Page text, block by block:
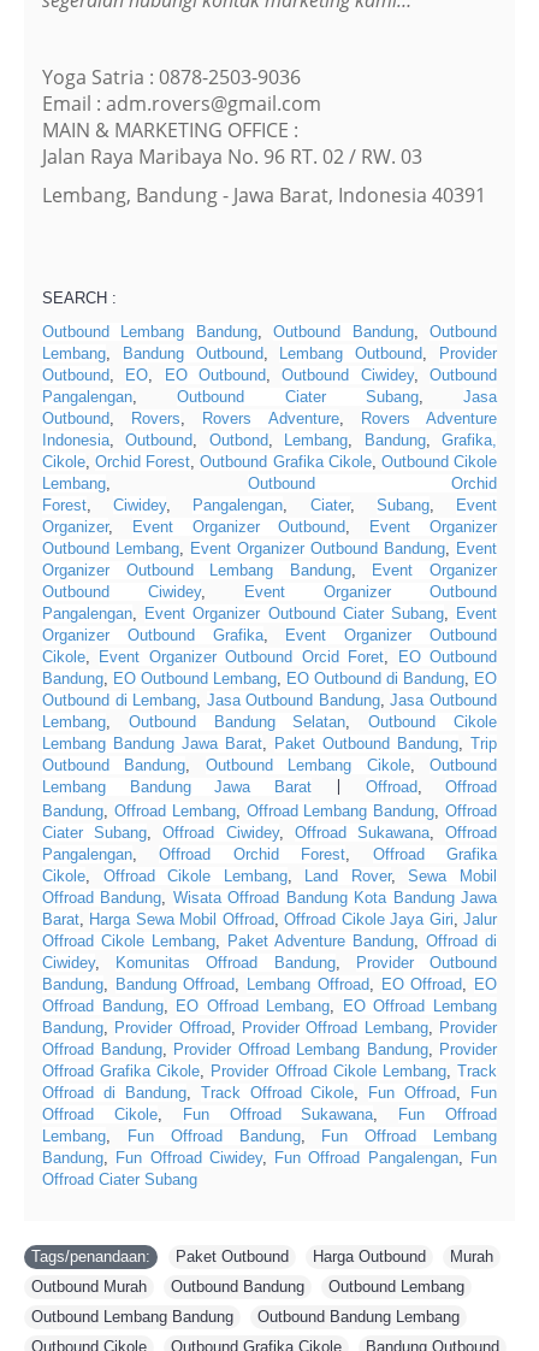
Yoga Satria : 0878-2503-9036
Email : adm.rovers@gmail.com
MAIN & MARKETING OFFICE :
Jalan Raya Maribaya No. 96 RT. 02 / RW. 03
Lembang, Bandung - Jawa Barat, Indonesia 40391
SEARCH :
Outbound Lembang Bandung,Outbound Bandung,Outbound
Lembang
Bandung Outbound, Lembang Outbound
Provider
Outbound
EO EO Outbound ,Outbound Ciwidey,Outbound
Pangalengan ,Outbound Ciater Subang, Jasa
Outbound
Rovers Rovers Adventure, Rovers Adventure
Indonesia ,Outbound Outbond, Lembang Bandung,Grafika,
Cikole ,Orchid Forest ,Outbound Grafika Cikole, Outbound Cikole
Lembang
Outbound Orchid
Forest ,Ciwidey, Pangalengan Ciater, Subang, Event
Organizer, Event Organizer Outbound
Event Organizer
Outbound Lembang
Event Organizer Outbound Bandung
Event
Organizer Outbound Lembang Bandung, Event Organizer
Outbound Ciwidey, Event Organizer Outbound
Pangalengan
Event Organizer Outbound Ciater Subang, Event
Organizer Outbound Grafika, Event Organizer Outbound
Cikole
Event Organizer Outbound Orcid Foret
EO Outbound
Bandung EO Outbound Lembang EO Outbound di Bandung EO
Outbound di Lembang Jasa Outbound Bandung,Jasa Outbound
Lembang
Outbound Bandung Selatan ,Outbound Cikole
Lembang Bandung Jawa Barat
Paket Outbound Bandung
Trip
Outbound Bandung
Outbound Lembang Cikole,Outbound
Lembang Bandung Jawa Barat
Offroad, Offroad
Bandung Offroad Lembang, Offroad Lembang Bandung ,Offroad
Ciater Subang ,Offroad Ciwidey, Offroad Sukawana,Offroad
Pangalengan ,Offroad Orchid Forest
Offroad Grafika
Cikole
Offroad Cikole Lembang, Land Rover,Sewa Mobil
Offroad Bandung
Wisata Offroad Bandung Kota Bandung Jawa
Barat Harga Sewa Mobil Offroad,Offroad Cikole Jaya Giri ,Jalur
Offroad Cikole Lembang
Paket Adventure Bandung
Offroad di
Ciwidey, Komunitas Offroad Bandung, Provider Outbound
Bandung
Bandung Offroad Lembang Offroad, EO Offroad
EO
Offroad Bandung, EO Offroad Lembang
EO Offroad Lembang
Bandung
Provider Offroad, Provider Offroad Lembang, Provider
Offroad Bandung, Provider Offroad Lembang Bandung, Provider
Offroad Grafika Cikole
Provider Offroad Cikole Lembang,Track
Offroad di Bandung, Track Offroad Cikole Fun Offroad
Fun
Offroad Cikole, Fun Offroad Sukawana
Fun Offroad
Lembang
Fun Offroad Bandung, Fun Offroad Lembang
Bandung
Fun Offroad Ciwidey, Fun Offroad Pangalengan, Fun
Offroad Ciater Subang
Tags/penandaan: Paket Outbound Harga Outbound Murah
Outbound Murah
Outbound Bandung Outbound Lembang
Outbound Lembang Bandung
Outbound Bandung Lembang
Outbound Cikole
Outbound Grafika Cikole Bandung Outbound